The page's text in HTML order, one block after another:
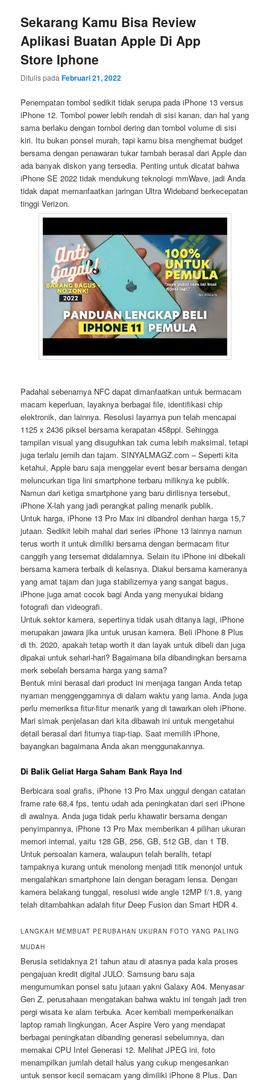
Sekarang Kamu Bisa Review
Aplikasi Buatan Apple Di App
Store Iphone
Ditulis padaFebruari 21, 2022
Penempatan tombol sedikit tidak serupa pada iPhone 13 versus
iPhone 12. Tombol power lebih rendah di sisi kanan, dan hal yang
sama berlaku dengan tombol dering dan tombol volume di sisi
kiri. Itu bukan ponsel murah, tapi kamu bisa menghemat budget
bersama dengan penawaran tukar tambah berasal dari Apple dan
ada banyak diskon yang tersedia. Penting untuk dicatat bahwa
iPhone SE 2022 tidak mendukung teknologi mmWave, jadi Anda
tidak dapat memanfaatkan jaringan Ultra Wideband berkecepatan
tinggi Verizon.
Padahal sebenarnya NFC dapat dimanfaatkan untuk bermacam
macam keperluan, layaknya berbagai file, identifikasi chip
elektronik, dan lainnya. Resolusi layarnya pun telah mencapai
1125 x 2436 piksel bersama kerapatan 458ppi. Sehingga
tampilan visual yang disuguhkan tak cuma lebih maksimal, tetapi
juga terlalu jernih dan tajam. SINYALMAGZ.com – Seperti kita
ketahui, Apple baru saja menggelar event besar bersama dengan
meluncurkan tiga lini smartphone terbaru miliknya ke publik.
Namun dari ketiga smartphone yang baru dirilisnya tersebut,
iPhone X-lah yang jadi perangkat paling menarik publik.
Untuk harga, iPhone 13 Pro Max ini dibandrol denhan harga 15,7
jutaan. Sedikit lebih mahal dari series iPhone 13 lainnya namun
terus worth it untuk dimiliki bersama dengan bermacam fitur
canggih yang tersemat didalamnya. Selain itu iPhone ini dibekali
bersama kamera terbaik di kelasnya. Diakui bersama kameranya
yang amat tajam dan juga stabilizernya yang sangat bagus,
iPhone juga amat cocok bagi Anda yang menyukai bidang
fotografi dan videografi.
Untuk sektor kamera, sepertinya tidak usah ditanya lagi, iPhone
merupakan jawara jika untuk urusan kamera. Beli iPhone 8 Plus
di th. 2020, apakah tetap worth it dan layak untuk dibeli dan juga
dipakai untuk sehari-hari? Bagaimana bila dibandingkan bersama
merk sebelah bersama harga yang sama?
Bentuk mini berasal dari product ini menjaga tangan Anda tetap
nyaman menggenggamnya di dalam waktu yang lama. Anda juga
perlu memeriksa fitur-fitur menarik yang di tawarkan oleh iPhone.
Mari simak penjelasan dari kita dibawah ini untuk mengetahui
detail berasal dari fiturnya tiap-tiap. Saat memilih iPhone,
bayangkan bagaimana Anda akan menggunakannya.
Di Balik Geliat Harga Saham Bank Raya Ind
Berbicara soal grafis, iPhone 13 Pro Max unggul dengan catatan
frame rate 68,4 fps, tentu udah ada peningkatan dari seri iPhone
di awalnya. Anda juga tidak perlu khawatir bersama dengan
penyimpannya, iPhone 13 Pro Max memberikan 4 pilihan ukuran
memori internal, yaitu 128 GB, 256, GB, 512 GB, dan 1 TB.
Untuk persoalan kamera, walaupun telah beralih, tetapi
tampaknya kurang untuk menolong menjadi titik menonjol untuk
mengalahkan smartphone lain dengan beragam lensa. Dengan
kamera belakang tunggal, resolusi wide angle 12MP f/1.8, yang
telah ditambahkan adalah fitur Deep Fusion dan Smart HDR 4.
LANGKAH MEMBUAT PERUBAHAN UKURAN FOTO YANG PALING
MUDAH
Berusia setidaknya 21 tahun atau di atasnya pada kala proses
pengajuan kredit digital JULO. Samsung baru saja
mengumumkan ponsel satu jutaan yakni Galaxy A04. Menyasar
Gen Z, perusahaan mengatakan bahwa waktu ini tengah jadi tren
pergi wisata ke alam terbuka. Acer kembali memperkenalkan
laptop ramah lingkungan, Acer Aspire Vero yang mendapat
berbagai peningkatan dibanding generasi sebelumnya, dan
memakai CPU Intel Generasi 12. Melihat JPEG ini, foto
menampilkan jumlah detail halus yang cukup mengesankan
untuk sensor kecil semacam yang dimiliki iPhone 8 Plus. Dan